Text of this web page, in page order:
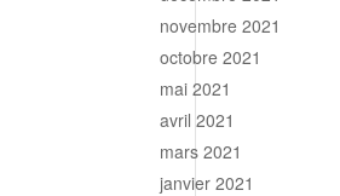
novembre 2021
octobre 2021
mai 2021
avril 2021
mars 2021
janvier 2021